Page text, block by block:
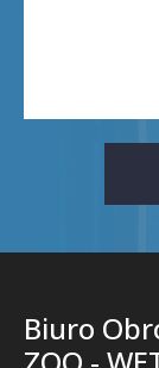
Biuro